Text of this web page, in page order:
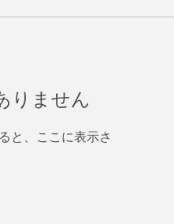
りません
と、ここに表示さ